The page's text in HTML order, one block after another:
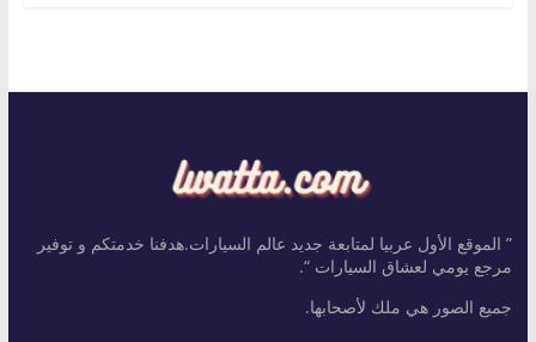
” الموقع الأول عربيا لمتابعة جديد عالم السيارات.هدفنا خدمتكم و توفير
مرجع يومي لعشاق السيارات “.
جميع الصور هي ملك لأصحابها.